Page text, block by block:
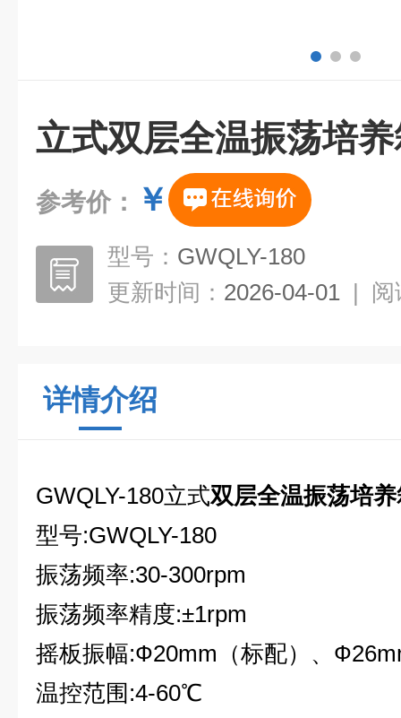
立式双层全温振荡培
参考价： ￥
型号： GWQLY-180
更新时间： 2026-04-01 | 阅
详情介绍
GWQLY-180立式双层全温振荡培
型号:GWQLY-180
振荡频率:30-300rpm
振荡频率精度:±1rpm
摇板振幅:Ф20mm（标配）、
温控范围:4-60℃